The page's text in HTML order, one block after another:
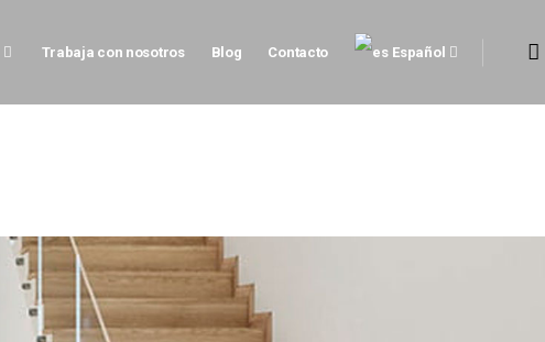
Trabaja con nosotros Blog Contacto Español